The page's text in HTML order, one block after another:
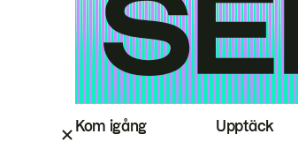
Kom igång Upptäck